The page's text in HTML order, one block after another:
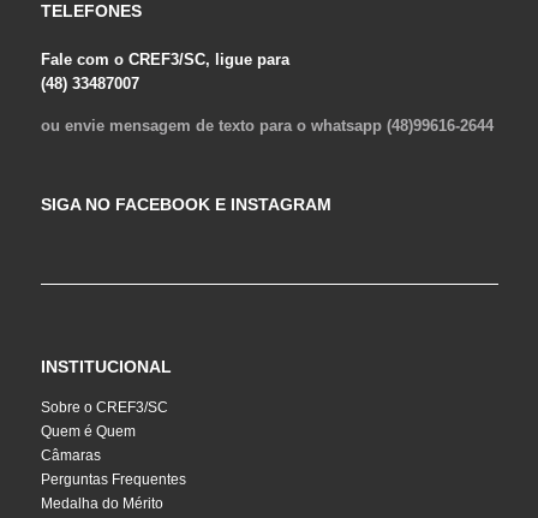
TELEFONES
Fale com o CREF3/SC, ligue para
(48) 33487007
ou envie mensagem de texto para o whatsapp (48)99616-2644
SIGA NO FACEBOOK E INSTAGRAM
INSTITUCIONAL
Sobre o CREF3/SC
Quem é Quem
Câmaras
Perguntas Frequentes
Medalha do Mérito